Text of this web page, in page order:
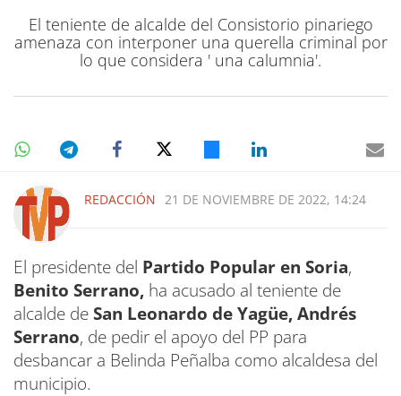
El teniente de alcalde del Consistorio pinariego
amenaza con interponer una querella criminal por
lo que considera ' una calumnia'.
REDACCIÓN 21 DE NOVIEMBRE DE 2022, 14:24
El presidente del Partido Popular en Soria,
Benito Serrano, ha acusado al teniente de
alcalde deSan Leonardo de Yagüe,Andrés
Serrano, de pedir el apoyo del PP para
desbancar a Belinda Peñalba como alcaldesa del
municipio.